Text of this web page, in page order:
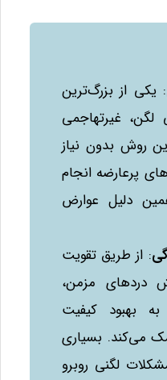
: یکی از بزرگ‌ترین
لگن، غیرتهاجمی
روش بدون نیاز
پرعارضه انجام
دلیل عوارض
: از طریق تقویت
دردهای مزمن،
به بهبود کیفیت
می‌کند. بسیاری
لگنی روبرو